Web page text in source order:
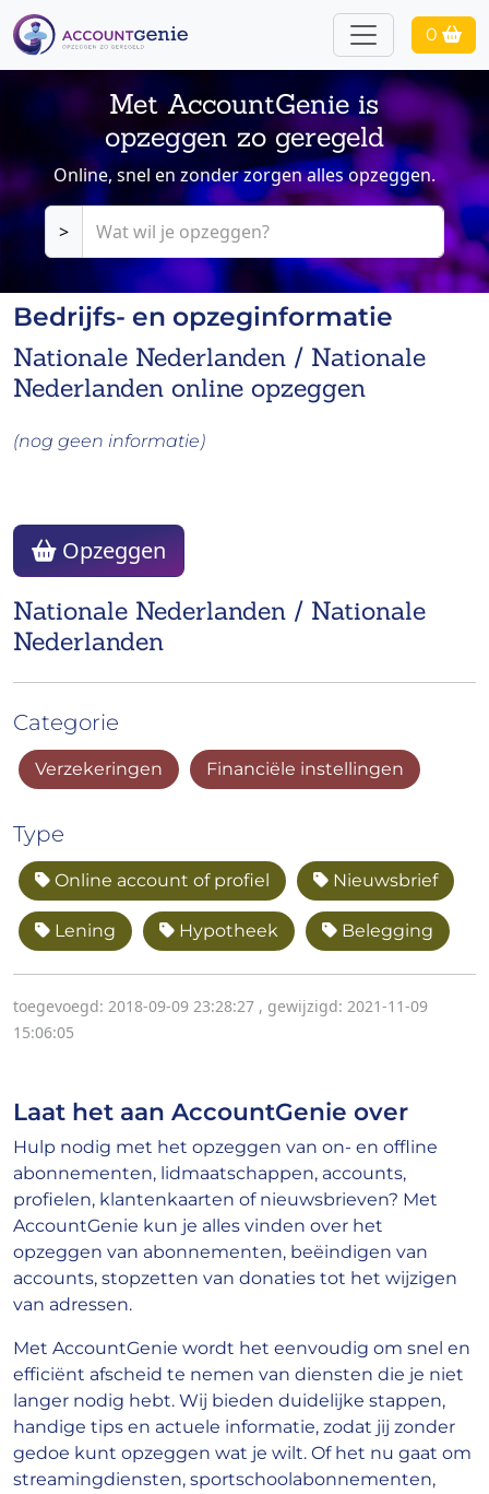
0
Met AccountGenie is
opzeggen zo geregeld
Online, snel en zonder zorgen alles opzeggen.
>
Bedrijfs- en opzeginformatie
Nationale Nederlanden / Nationale
Nederlanden online opzeggen
(nog geen informatie)
Nationale Nederlanden / Nationale
Nederlanden
Opzeggen
Categorie
Verzekeringen Financiële instellingen
Type
Online account of profiel Nieuwsbrief
Lening Hypotheek Belegging
toegevoegd: 2018-09-09 23:28:27 , gewijzigd: 2021-11-09
15:06:05
Laat het aan AccountGenie over
Hulp nodig met het opzeggen van on- en offline
abonnementen, lidmaatschappen, accounts,
profielen, klantenkaarten of nieuwsbrieven? Met
AccountGenie kun je alles vinden over het
opzeggen van abonnementen, beëindigen van
accounts, stopzetten van donaties tot het wijzigen
van adressen.
Met AccountGenie wordt het eenvoudig om snel en
efficiënt afscheid te nemen van diensten die je niet
langer nodig hebt. Wij bieden duidelijke stappen,
handige tips en actuele informatie, zodat jij zonder
gedoe kunt opzeggen wat je wilt. Of het nu gaat om
streamingdiensten, sportschoolabonnementen,